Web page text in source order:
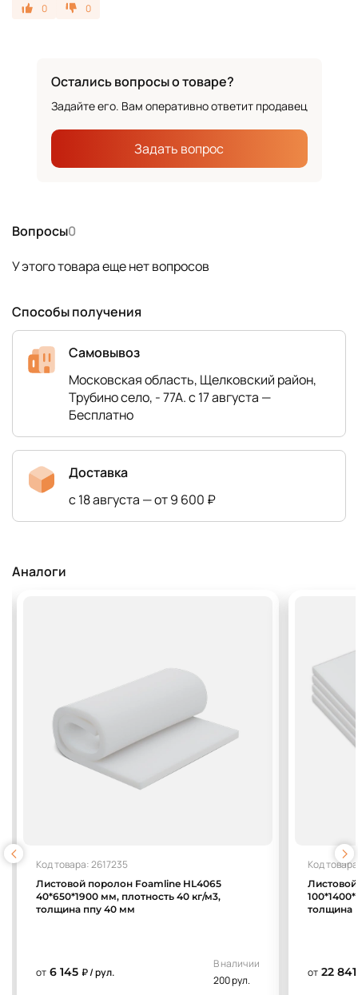
0 0
Вопросы0
У этого товара еще нет вопросов
Способы получения
Самовывоз
Московская область, Щелковский район,
Трубино село, - 77А. с 17 августа —
Бесплатно
Доставка
с 18 августа — от 9 600 ₽
Остались вопросы о товаре?
Задайте его. Вам оперативно ответит продавец
Задать вопрос
Аналоги
Код товара: 2617235
Листовой поролон Foamline HL4065
40*650*1900 мм, плотность 40 кг/м3,
толщина ппу 40 мм
от 6 145 ₽ / рул.
В наличии
200 рул.
Код
толщина
от 22